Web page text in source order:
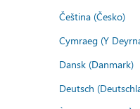
Čeština (Česko)
Cymraeg (Y
Dansk (Danmark)
Deutsch